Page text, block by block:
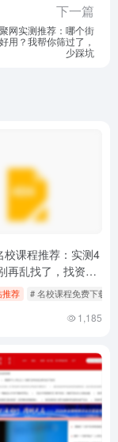
下一篇
网实测推荐：哪个街
用？我帮你筛过了，
少踩坑
容运营导航
校课程推荐：实测4
再乱找了，找资料
推荐 # 名校课程免费下载
1,185